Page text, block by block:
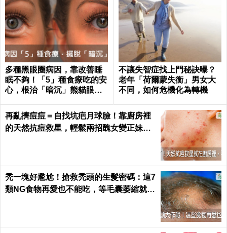
多種黑眼圈病因，靠改善睡
眠不夠！「5」種食療吃的安
心，根治「暗沉」熊貓眼｜
不讓失智症找上門秘訣曝？
老年「荷爾蒙失衡」男女大
不同，如何危機化為轉機
再亂擠痘痘＝自找坑疤月球臉！靠廚房裡
的天然抗痘救星，輕鬆兩招醜女變正妹｜
禿一塊好尷尬！搶救禿頭的生髮密碼：這7
類NG食物再愛也不能吃，等毛囊萎縮就來